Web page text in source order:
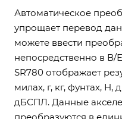
Автоматическое
упрощает перевод
можете ввести
непосредственно в
SR780 отображает
милах, г, кг, фунтах, Н,
дБСПЛ. Данные